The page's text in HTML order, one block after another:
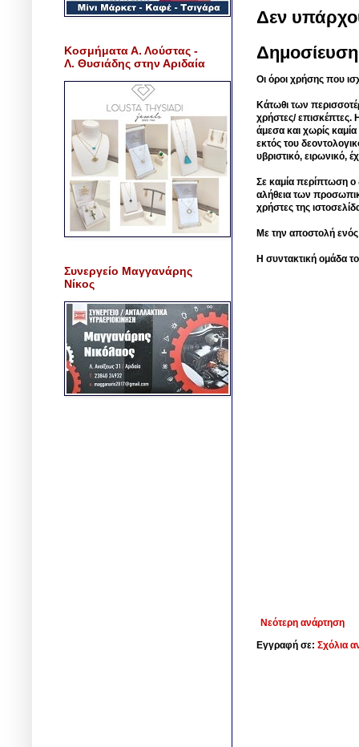
Δεν
Οι όροι χρήσης που
Κάτωθι των
χρήστες/ επισκέπτες.
άμεσα και χωρίς
εκτός του
υβριστικό, ειρωνικό,
Σε καμία περίπτωση ο
αλήθεια των
χρήστες της
Με την αποστολή
Η συντακτική ομάδα
Νεότερη ανάρτηση
Εγγραφή σε: Σχόλια
Κοσμήματα Α. Λούστας -
Λ. Θυσιάδης στην Αριδαία
Συνεργείο Μαγγανάρης
Νίκος